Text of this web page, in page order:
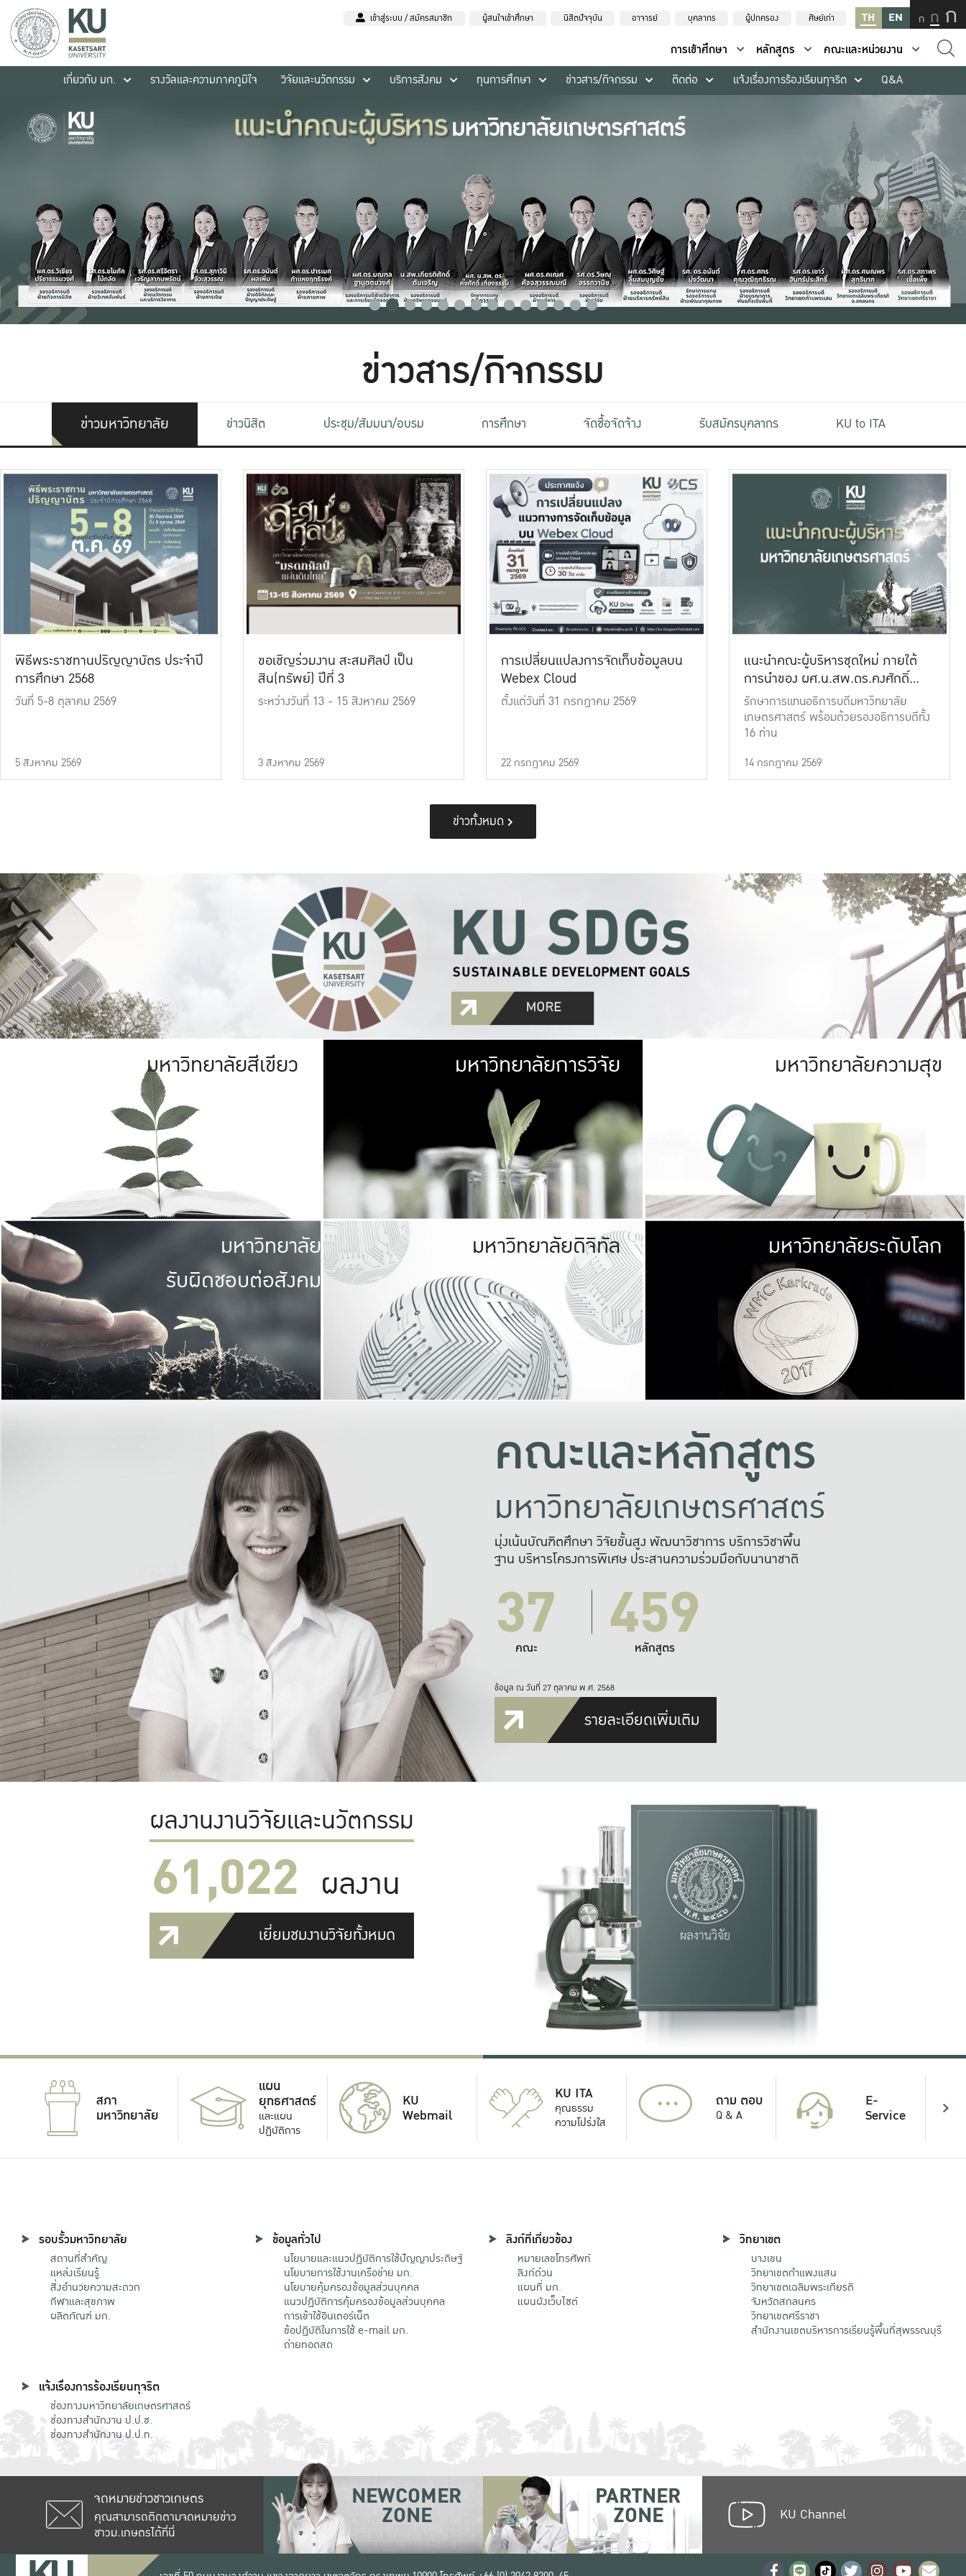
เข้าสู่ระบบ / สมัครสมาชิก ผู้สนใจเข้าศึกษา นิสิตปัจจุบัน อาจารย์ บุคลากร ผู้ปกครอง ศิษย์เก่า TH EN ก ก ก
การเข้าศึกษา หลักสูตร
คณะและหน่วยงาน
เกี่ยวกับ มก.
รางวัลและความภาคภูมิใจ วิจัยและนวัตกรรม บริการสังคม ทุนการศึกษา ข่าวสาร/กิจกรรม ติดต่อ แจ้งเรื่องการร้องเรียนทุจริต Q&A
ข่าวสาร/กิจกรรม
ข่าวมหาวิทยาลัย ข่าวนิสิต ประชุม/สัมมนา/อบรม การศึกษา จัดซื้อจัดจ้าง รับสมัครบุคลากร KU to ITA
พิธีพระราชทานปริญญาบัตร ประจำปี
การศึกษา 2568
วันที่ 5-8 ตุลาคม 2569
5 สิงหาคม 2569
ขอเชิญร่วมงาน สะสมศิลป์ เป็น
สิน(ทรัพย์) ปีที่ 3
ระหว่างวันที่ 13 - 15 สิงหาคม 2569
3 สิงหาคม 2569
การเปลี่ยนแปลงการจัดเก็บข้อมูลบน
Webex Cloud
ตั้งแต่วันที่ 31 กรกฎาคม 2569
22 กรกฎาคม 2569
แนะนำคณะผู้บริหารชุดใหม่ ภายใต้
การนำของ ผศ.น.สพ.ดร.คงศักดิ์
เที่ยงธรรม
รักษาการแทนอธิการบดีมหาวิทยาลัย
เกษตรศาสตร์ พร้อมด้วยรองอธิการบดีทั้ง
16 ท่าน
14 กรกฎาคม 2569
ข่าวทั้งหมด
มหาวิทยาลัยสีเขียว มหาวิทยาลัย
เกษตรศาสตร์ มีพื้นที่เขียวสดใส หนาแน่น
เป็นป่าในเมือง (URBAN FOREST)
เกษตรในเมือง (URBAN AGRICULTURE)
ที่นับรวมกันได้ประมาณ 1,400 ไร่
มหาวิทยาลัยการวิจัย มหาวิทยาลัย
ให้กับประชาชน
มหาวิทยาลัยความสุข
มหาวิทยาลัย
รับผิดชอบต่อสังคม
มหาวิทยาลัยรับผิดชอบต่อสังคม
ร่วมมือกับชุมชน เพื่อความกินดีอยู่ดี
และความสุขอย่างยั่งยืน
มองปัญหาในภาพกว้าง
แก้ไขจากปัญหาจุดเล็กๆ
มหาวิทยาลัยดิจิทัล มหาวิทยา
พร้อมที่จ
และผลักดันในการใช้ระบบส
เพื่อการทำงานแ
มหาวิทยาลัยระดับโลก
คณะและหลักสูตร
มหาวิทยาลัยเกษตรศาสตร์
มุ่งเน้นบัณฑิตศึกษา วิจัยขั้นสูง พัฒนาวิชาการ บริการวิชาพื้น
ฐาน บริหารโครงการพิเศษ ประสานความร่วมมือกับนานาชาติ
37
คณะ 459
หลักสูตร
ข้อมูล ณ วันที่ 27 ตุลาคม พ.ศ. 2568
รายละเอียดเพิ่มเติม
ผลงานงานวิจัยและนวัตกรรม
61,022 ผลงาน
เยี่ยมชมงานวิจัยทั้งหมด
สภา
มหาวิทยาลัย
แผน
ยุทธศาสตร์
และแผน
ปฏิบัติการ
KU
Webmail
KU ITA
คุณธรรม
ความโปร่งใส
... ถาม ตอบ
Q & A
E-
Service
รอบรั้วมหาวิทยาลัย
สถานที่สำคัญ
แหล่งเรียนรู้
สิ่งอำนวยความสะดวก
กีฬาและสุขภาพ
ผลิตภัณฑ์ มก.
ข้อมูลทั่วไป
นโยบายและแนวปฏิบัติการใช้ปัญญาประดิษฐ์
นโยบายการใช้งานเครือข่าย มก.
นโยบายคุ้มครองข้อมูลส่วนบุคคล
แนวปฏิบัติการคุ้มครองข้อมูลส่วนบุคคล
การเข้าใช้อินเตอร์เน็ต
ข้อปฏิบัติในการใช้ e-mail มก.
ถ่ายทอดสด
ลิงก์ที่เกี่ยวข้อง
หมายเลขโทรศัพท์
ลิงก์ด่วน
แผนที่ มก.
แผนผังเว็บไซต์
วิทยาเขต
บางเขน
วิทยาเขตกําแพงแสน
วิทยาเขตเฉลิมพระเกียรติ
จังหวัดสกลนคร
วิทยาเขตศรีราชา
สำนักงานเขตบริหารการเรียนรู้พื้นที่สุพรรณบุรี
แจ้งเรื่องการร้องเรียนทุจริต
ช่องทางมหาวิทยาลัยเกษตรศาสตร์
ช่องทางสำนักงาน ป.ป.ช.
ช่องทางสำนักงาน ป.ป.ท.
จดหมายข่าวชาวเกษตร
คุณสามารถติดตามจดหมายข่าว
ชาวม.เกษตรได้ที่นี่
NEWCOMER
ZONE
PARTNER
ZONE KU Channel